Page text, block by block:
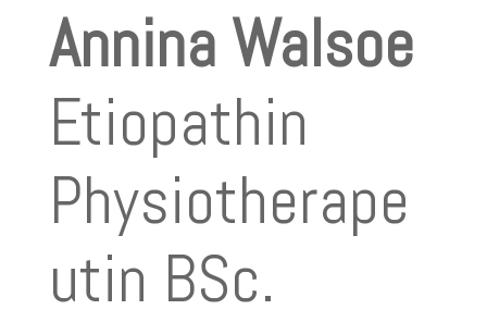
Annina Walsoe
Etiopathin
Physiotherape
utin BSc.